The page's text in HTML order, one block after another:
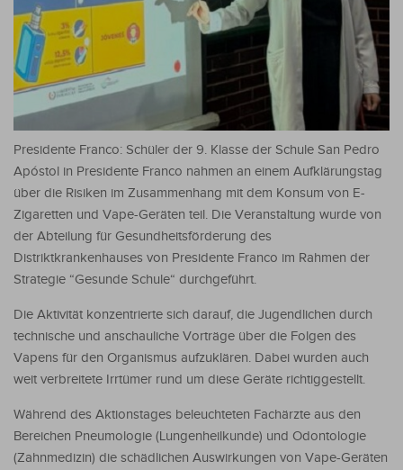
Presidente Franco: Schüler der 9. Klasse der Schule San Pedro
Apóstol in Presidente Franco nahmen an einem Aufklärungstag
über die Risiken im Zusammenhang mit dem Konsum von E-
Zigaretten und Vape-Geräten teil. Die Veranstaltung wurde von
der Abteilung für Gesundheitsförderung des
Distriktkrankenhauses von Presidente Franco im Rahmen der
Strategie “Gesunde Schule“ durchgeführt.
Die Aktivität konzentrierte sich darauf, die Jugendlichen durch
technische und anschauliche Vorträge über die Folgen des
Vapens für den Organismus aufzuklären. Dabei wurden auch
weit verbreitete Irrtümer rund um diese Geräte richtiggestellt.
Während des Aktionstages beleuchteten Fachärzte aus den
Bereichen Pneumologie (Lungenheilkunde) und Odontologie
(Zahnmedizin) die schädlichen Auswirkungen von Vape-Geräten